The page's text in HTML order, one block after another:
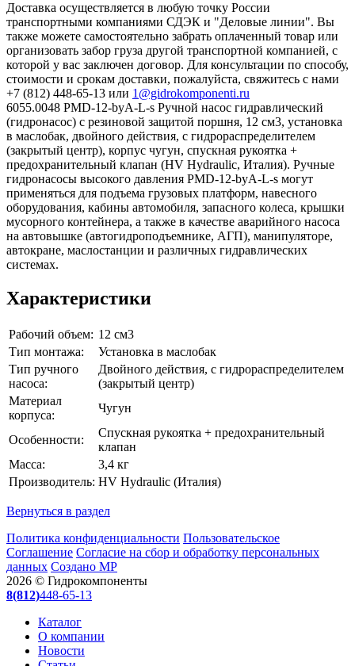
Доставка осуществляется в любую точку России
транспортными компаниями СДЭК и "Деловые линии". Вы
также можете самостоятельно забрать оплаченный товар или
организовать забор груза другой транспортной компанией, с
которой у вас заключен договор. Для консультации по способу,
стоимости и срокам доставки, пожалуйста, свяжитесь с нами
+7 (812) 448-65-13 или 1@gidrokomponenti.ru
6055.0048 PMD-12-byA-L-s Ручной насос гидравлический
(гидронасос) с резиновой защитой поршня, 12 см3, установка
в маслобак, двойного действия, с гидрораспределителем
(закрытый центр), корпус чугун, спускная рукоятка +
предохранительный клапан (HV Hydraulic, Италия). Ручные
гидронасосы высокого давления PMD-12-byA-L-s могут
применяться для подъема грузовых платформ, навесного
оборудования, кабины автомобиля, запасного колеса, крышки
мусорного контейнера, а также в качестве аварийного насоса
на автовышке (автогидроподъемнике, АГП), манипуляторе,
автокране, маслостанции и различных гидравлических
системах.
Характеристики
Рабочий объем: 12 см3
Тип монтажа:
Установка в маслобак
Тип ручного
насоса:
Двойного действия, с гидрораспределителем
(закрытый центр)
Материал
корпуса:
Чугун
Особенности:
Спускная рукоятка + предохранительный
клапан
Масса:
3,4 кг
Производитель: HV Hydraulic (Италия)
Вернуться в раздел
Политика конфиденциальности Пользовательское
Соглашение Согласие на сбор и обработку персональных
данных Создано МР
2026 © Гидрокомпоненты
8(812)448-65-13
Каталог
О компании
Новости